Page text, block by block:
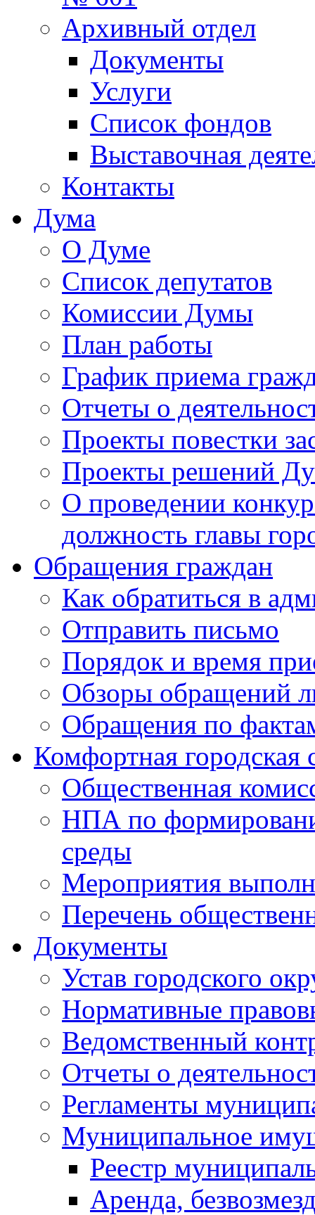
Архивный отдел
Документы
Услуги
Список фондов
Выставочная
Контакты
Дума
О Думе
Список депутатов
Комиссии Думы
План работы
График приема
Отчеты о
Проекты повестки
Проекты решений
О проведении
должность главы
Обращения граждан
Как обратиться в
Отправить письмо
Порядок и время
Обзоры обращений
Обращения по
Комфортная городская
Общественная
НПА по
среды
Мероприятия
Перечень
Документы
Устав городского
Нормативные
Ведомственный
Отчеты о
Регламенты
Муниципальное
Реестр
Аренда,